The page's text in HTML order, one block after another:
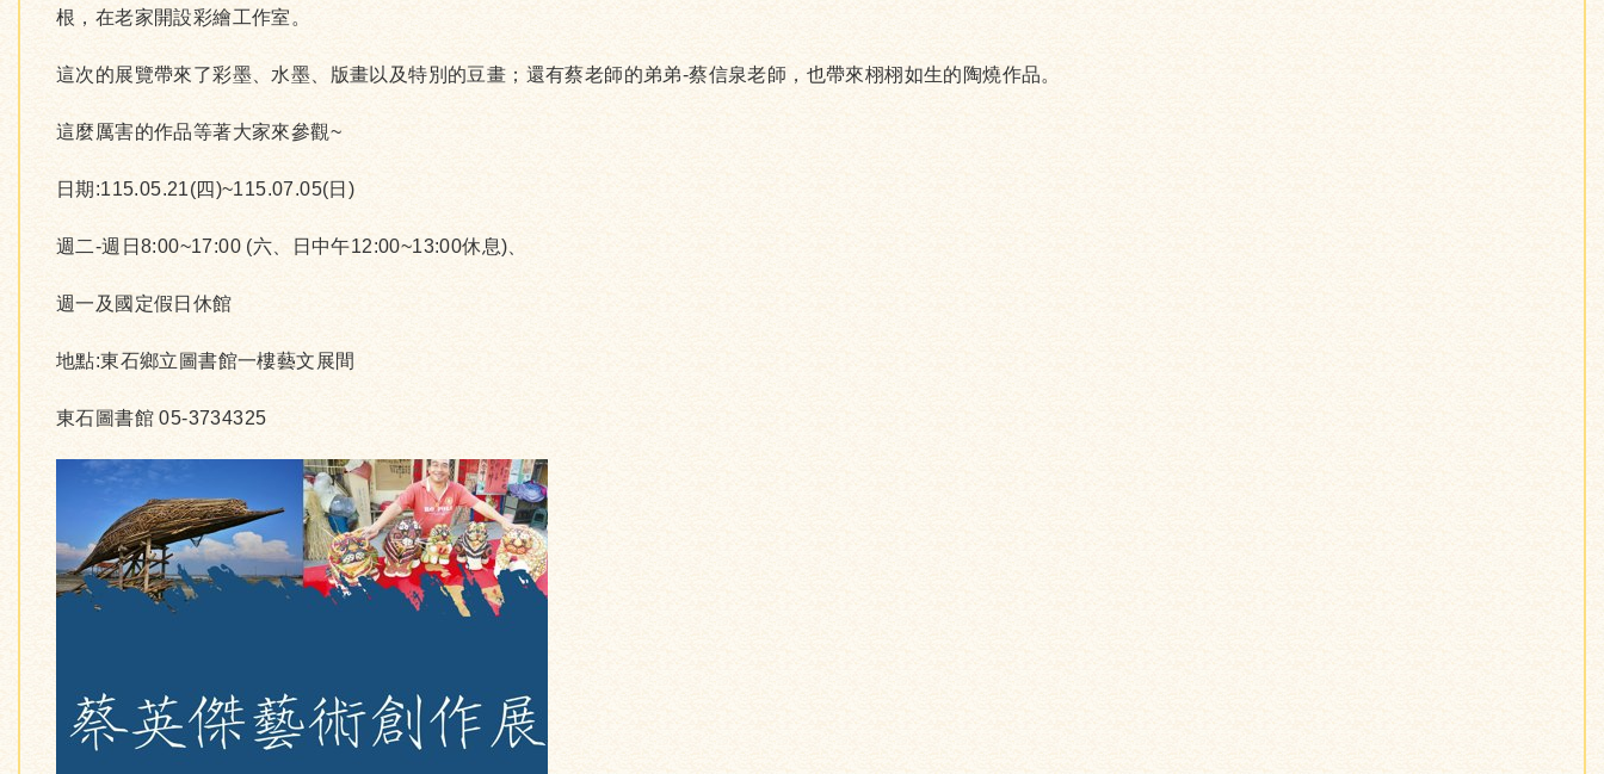
根，在老家開設彩繪工作室。
這次的展覽帶來了彩墨、水墨、版畫以及特別的豆畫；還有蔡老師的弟弟-蔡信泉老師，也帶來栩栩如生的陶燒作品。
這麼厲害的作品等著大家來參觀~
日期:115.05.21(四)~115.07.05(日)
週二-週日8:00~17:00 (六、日中午12:00~13:00休息)、
週一及國定假日休館
地點:東石鄉立圖書館一樓藝文展間
東石圖書館 05-3734325